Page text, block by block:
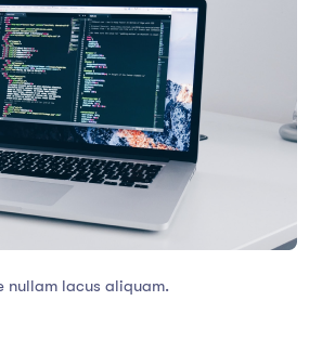
nullam lacus aliquam.